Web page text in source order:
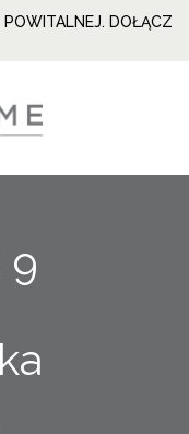
DOŁĄCZ
9